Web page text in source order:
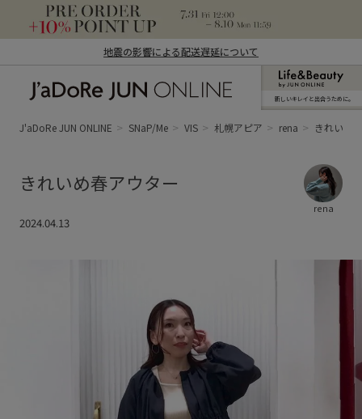
地震の影響による配送遅延について
ン オンライン）
新しいキレイと出合うために。
J'aDoRe JUN ONLINE SNaP/Me VIS 札幌アピア rena きれいめ
きれいめ春アウター
rena
2024.04.13